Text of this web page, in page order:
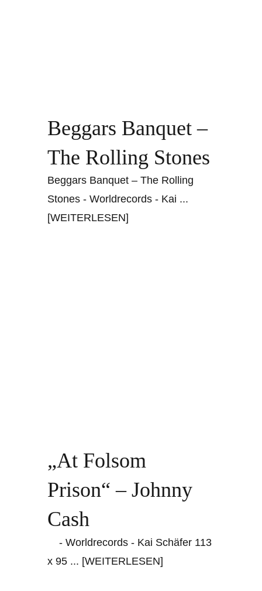
Beggars Banquet –
The Rolling Stones
Beggars Banquet – The Rolling
Stones - Worldrecords - Kai ...
[WEITERLESEN]
„At Folsom
Prison“ – Johnny
Cash
- Worldrecords - Kai Schäfer 113
x 95 ... [WEITERLESEN]